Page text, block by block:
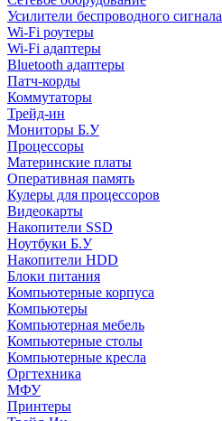
Усилители беспроводного сигнала
Wi-Fi роутеры
Wi-Fi адаптеры
Bluetooth адаптеры
Патч-корды
Коммутаторы
Трейд-ин
Мониторы Б.У
Процессоры
Материнские платы
Оперативная память
Кулеры для процессоров
Видеокарты
Накопители SSD
Ноутбуки Б.У
Накопители HDD
Блоки питания
Компьютерные корпуса
Компьютеры
Компьютерная мебель
Компьютерные столы
Компьютерные кресла
Оргтехника
МФУ
Принтеры